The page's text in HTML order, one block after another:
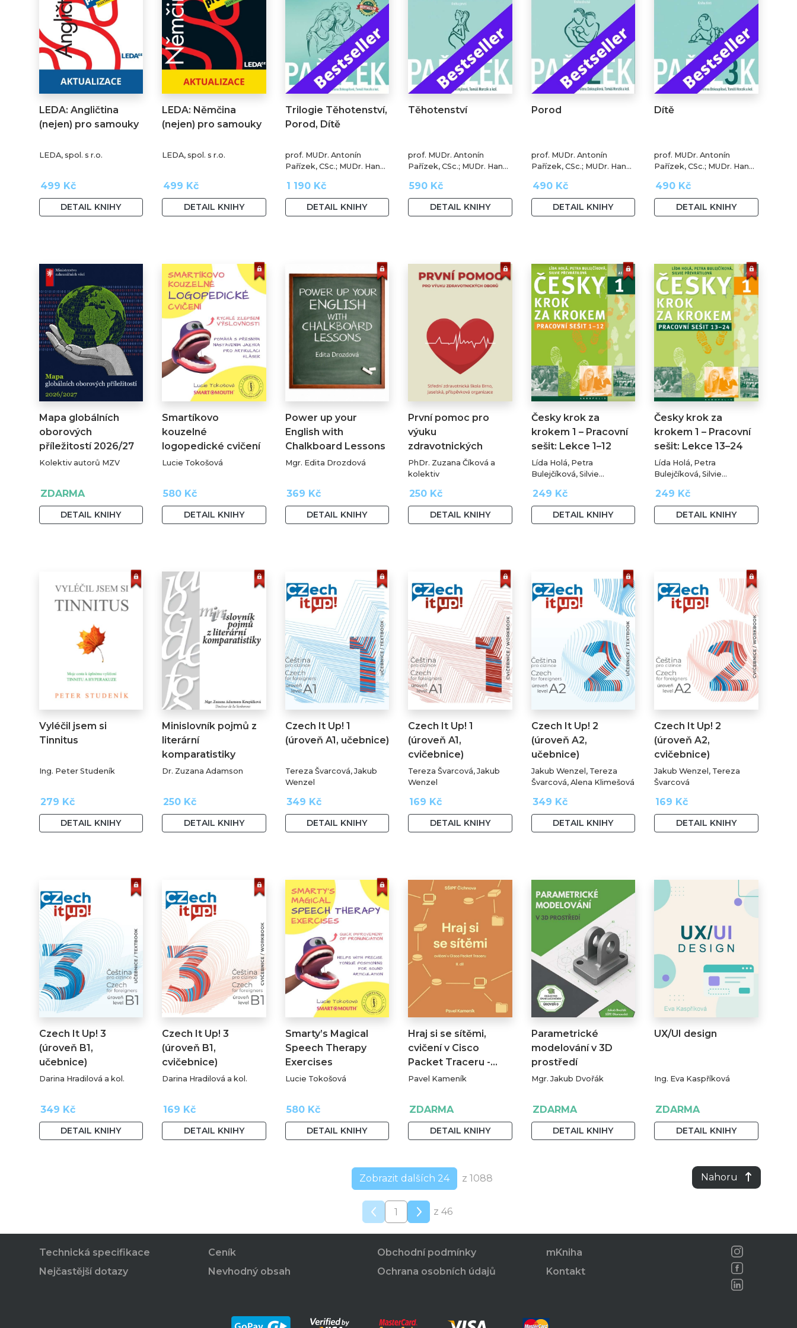
LEDA: Angličtina
(nejen) pro samouky
LEDA, spol. s r.o.
499 Kč
DETAIL KNIHY
LEDA: Němčina
(nejen) pro samouky
LEDA, spol. s r.o.
499 Kč
DETAIL KNIHY
Trilogie Těhotenství,
Porod, Dítě
prof. MUDr. Antonín
Pařízek, CSc.; MUDr. Hana
Milena Dokoupilová; prof.
MUDr. Tomáš Honzík,
Ph.D. a kol.
1 190 Kč
DETAIL KNIHY
Těhotenství
prof. MUDr. Antonín
Pařízek, CSc.; MUDr. Hana
MUDr. Tomáš Honzík,
Ph.D. a kol.
590 Kč
DETAIL KNIHY
Porod
prof. MUDr. Antonín
Pařízek, CSc.; MUDr. Hana
Milena Dokoupilová; prof.
MUDr. Tomáš Honzík,
Ph.D. a kol.
490 Kč
DETAIL KNIHY
Dítě
prof. MUDr. Antonín
Pařízek, CSc.; MUDr. Hana
Milena Dokoupilová; prof.
MUDr. Tomáš Honzík,
Ph.D. a kol.
490 Kč
DETAIL KNIHY
Mapa globálních
oborových
příležitostí 2026/27
Kolektiv autorů MZV
ZDARMA
DETAIL KNIHY
Smartíkovo
kouzelné
logopedické cvičení
Lucie Tokošová
580 Kč
DETAIL KNIHY
Power up your
English with
Chalkboard Lessons
Mgr. Edita Drozdová
369 Kč
DETAIL KNIHY
První pomoc pro
výuku
zdravotnických
oborů
PhDr. Zuzana Číková a
kolektiv
250 Kč
DETAIL KNIHY
Česky krok za
krokem 1 – Pracovní
sešit: Lekce 1–12
Lída Holá, Petra
Bulejčíková, Silvie
249 Kč
DETAIL KNIHY
Česky krok za
krokem 1 – Pracovní
sešit: Lekce 13–24
Lída Holá, Petra
Bulejčíková, Silvie
249 Kč
DETAIL KNIHY
Vyléčil jsem si
Tinnitus
Ing. Peter Studeník
279 Kč
DETAIL KNIHY
Minislovník pojmů z
literární
komparatistiky
Dr. Zuzana Adamson
250 Kč
DETAIL KNIHY
Czech It Up! 1
(úroveň A1, učebnice)
Tereza Švarcová, Jakub
Wenzel
349 Kč
DETAIL KNIHY
Czech It Up! 1
(úroveň A1,
cvičebnice)
Tereza Švarcová, Jakub
Wenzel
169 Kč
DETAIL KNIHY
Czech It Up! 2
(úroveň A2,
učebnice)
Jakub Wenzel, Tereza
Švarcová, Alena Klimešová
349 Kč
DETAIL KNIHY
Czech It Up! 2
(úroveň A2,
cvičebnice)
Jakub Wenzel, Tereza
Švarcová
169 Kč
DETAIL KNIHY
Czech It Up! 3
(úroveň B1,
učebnice)
Darina Hradilová a kol.
349 Kč
DETAIL KNIHY
Czech It Up! 3
(úroveň B1,
cvičebnice)
Darina Hradilová a kol.
169 Kč
DETAIL KNIHY
Smarty’s Magical
Speech Therapy
Exercises
Lucie Tokošová
580 Kč
DETAIL KNIHY
Hraj si se sítěmi,
cvičení v Cisco
Packet Traceru -…
Pavel Kameník
ZDARMA
DETAIL KNIHY
Parametrické
modelování v 3D
prostředí
Mgr. Jakub Dvořák
ZDARMA
DETAIL KNIHY
UX/UI design
Ing. Eva Kaspříková
ZDARMA
DETAIL KNIHY
Nahoru
Zobrazit dalších 24 z 1088
z 46
Technická specifikace
Nejčastější dotazy
Ceník
Nevhodný obsah
Obchodní podmínky
Ochrana osobních údajů
mKniha
Kontakt